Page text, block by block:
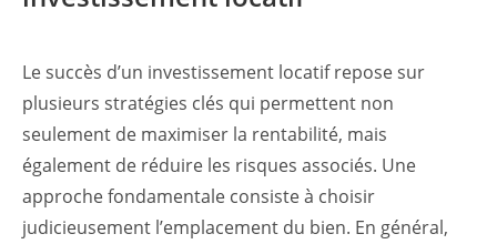
Le succès d’un investissement locatif repose sur
plusieurs stratégies clés qui permettent non
seulement de maximiser la rentabilité, mais
également de réduire les risques associés. Une
approche fondamentale consiste à choisir
judicieusement l’emplacement du bien. En général,